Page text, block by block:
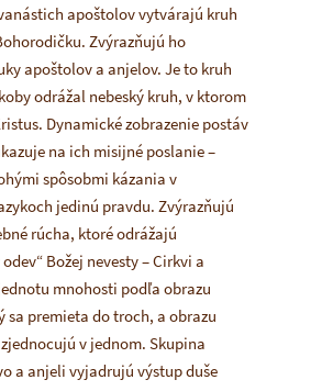
apoštolov vytvárajú kruh
Zvýrazňujú ho
apoštolov a anjelov. Je to kruh
odrážal nebeský kruh, v ktorom
Dynamické zobrazenie postáv
na ich misijné poslanie –
spôsobmi kázania v
jedinú pravdu. Zvýrazňujú
rúcha, ktoré odrážajú
odev“ Božej nevesty – Cirkvi a
mnohosti podľa obrazu
sa premieta do troch, a obrazu
v jednom. Skupina
a anjeli vyjadrujú výstup duše